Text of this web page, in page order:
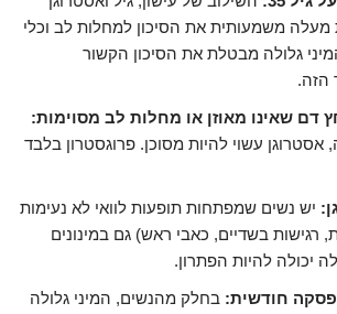
מעלה משמעותית את הסיכון למחלות לב וכלי
גלולה מבטלת את הסיכון הקשור
הזה.
דם שאינו מאוזן או מחלות לב מסוימות:
עשוי להיות מסוכן. פרוגסטרון בלבד
יש נשים שמפתחות תופעות לוואי לא נעימות
רגישות בשדיים, כאבי ראש) גם במינונים
יכולה להיות הפתרון.
חודשית: בחלק מהנשים, המיני גלולה